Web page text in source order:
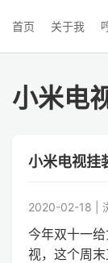
首页 关于我
小米电
小米电视挂
2020-02-18 |
今年双十一
视，这个周